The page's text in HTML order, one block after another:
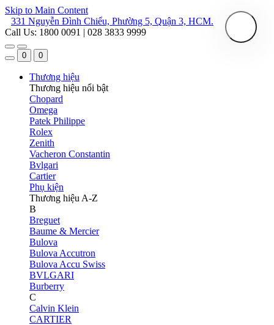
Skip to Main Content
331 Nguyễn Đình Chiểu, Phường 5, Quận 3, HCM.
Call Us: 1800 0091 | 028 3833 9999
0 0
Thương hiệu
Thương hiệu nổi bật
Chopard
Omega
Patek Philippe
Rolex
Zenith
Vacheron Constantin
Bvlgari
Cartier
Phụ kiện
Thương hiệu A-Z
B
Breguet
Baume & Mercier
Bulova
Bulova Accutron
Bulova Accu Swiss
BVLGARI
Burberry
C
Calvin Klein
CARTIER